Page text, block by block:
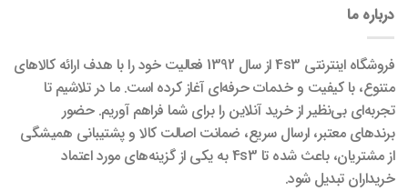
درباره ما
فروشگاه اینترنتی 4s3 از سال 1392 فعالیت خود را با هدف ارائه کالاهای
متنوع، با کیفیت و خدمات حرفه‌ای آغاز کرده است. ما در تلاشیم تا
تجربه‌ای بی‌نظیر از خرید آنلاین را برای شما فراهم آوریم. حضور
برندهای معتبر، ارسال سریع، ضمانت اصالت کالا و پشتیبانی همیشگی
از مشتریان، باعث شده تا 4s3 به یکی از گزینه‌های مورد اعتماد
خریداران تبدیل شود.